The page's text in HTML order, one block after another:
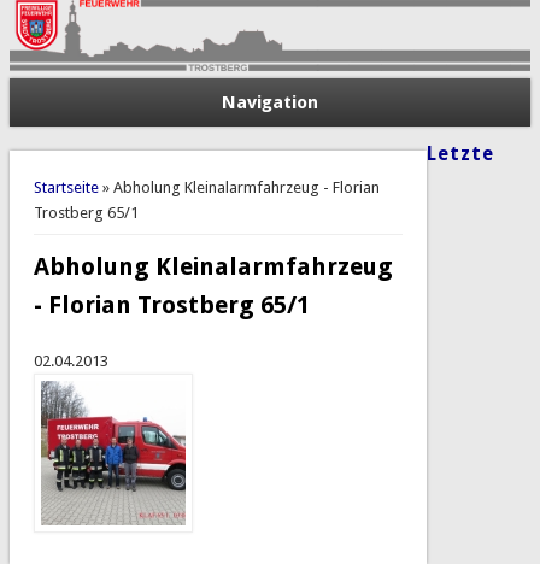
Navigation
Sie sind hier
Startseite» Abholung Kleinalarmfahrzeug - Florian
Trostberg 65/1
Abholung Kleinalarmfahrzeug
- Florian Trostberg 65/1
02.04.2013
Letzte